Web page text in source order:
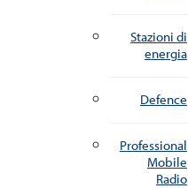
Stazioni di
energia
Defence
Professional
Mobile
Radio